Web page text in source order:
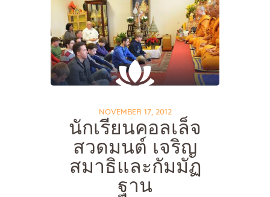
NOVEMBER 17, 2012
นักเรียนคอลเล็จ
สวดมนต์ เจริญ
สมาธิและกัมมัฏ
ฐาน